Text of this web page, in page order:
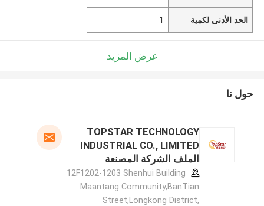
الحد الأدنى لكمية 1
عرض المزيد
حول نا
TOPSTAR TECHNOLOGY
INDUSTRIAL CO., LIMITED
الملف الشركة المصنعة
12F1202-1203 Shenhui Building
Maantang Community,BanTian
Street,Longkong District,